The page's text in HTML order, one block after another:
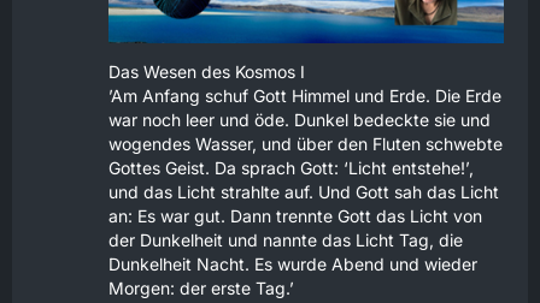
Das Wesen des Kosmos I
’Am Anfang schuf Gott Himmel und Erde. Die Erde
war noch leer und öde. Dunkel bedeckte sie und
wogendes Wasser, und über den Fluten schwebte
Gottes Geist. Da sprach Gott: ‘Licht entstehe!’,
und das Licht strahlte auf. Und Gott sah das Licht
an: Es war gut. Dann trennte Gott das Licht von
der Dunkelheit und nannte das Licht Tag, die
Dunkelheit Nacht. Es wurde Abend und wieder
Morgen: der erste Tag.’